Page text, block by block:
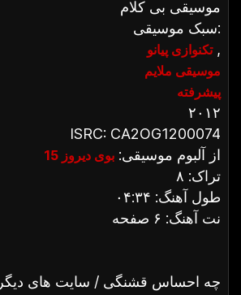
موسیقی بی کلام
سبک موسیقی:
تکنوازی پیانو,
موسیقی ملایم
پیشرفته
۲۰۱۲
ISRC: CA2OG1200074
از آلبوم موسیقی: بوی دیروز 15
تراک: ۸
طول آهنگ: ۰۴:۳۴
نت آهنگ: ۶ صفحه
چه احساس قشنگی / سایت های دیگر